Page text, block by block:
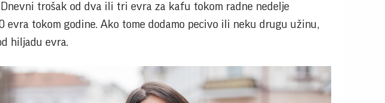
trošak od dva ili tri evra za kafu tokom radne nedelje
evra tokom godine. Ako tome dodamo pecivo ili neku drugu užinu,
hiljadu evra.